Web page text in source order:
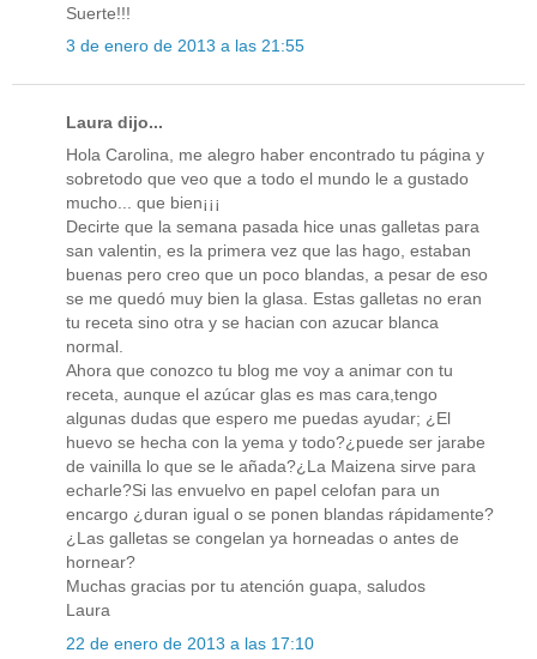
Suerte!!!
3 de enero de 2013 a las 21:55
Laura dijo...
Hola Carolina, me alegro haber encontrado tu página y
sobretodo que veo que a todo el mundo le a gustado
mucho... que bien¡¡¡
Decirte que la semana pasada hice unas galletas para
san valentin, es la primera vez que las hago, estaban
buenas pero creo que un poco blandas, a pesar de eso
se me quedó muy bien la glasa. Estas galletas no eran
tu receta sino otra y se hacian con azucar blanca
normal.
Ahora que conozco tu blog me voy a animar con tu
receta, aunque el azúcar glas es mas cara,tengo
algunas dudas que espero me puedas ayudar; ¿El
huevo se hecha con la yema y todo?¿puede ser jarabe
de vainilla lo que se le añada?¿La Maizena sirve para
echarle?Si las envuelvo en papel celofan para un
encargo ¿duran igual o se ponen blandas rápidamente?
¿Las galletas se congelan ya horneadas o antes de
hornear?
Muchas gracias por tu atención guapa, saludos
Laura
22 de enero de 2013 a las 17:10